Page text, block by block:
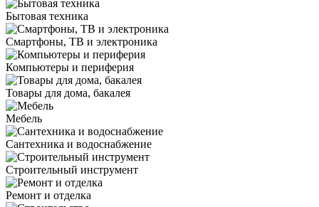
Бытовая техника
Смартфоны, ТВ и электроника
Компьютеры и периферия
Товары для дома, бакалея
Мебель
Сантехника и водоснабжение
Строительный инструмент
Ремонт и отделка